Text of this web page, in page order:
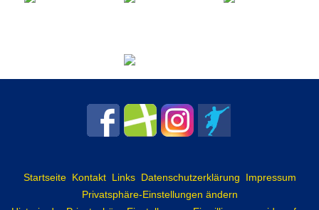
Startseite Kontakt Links Datenschutzerklärung
Impressum
Privatsphäre-Einstellungen ändern